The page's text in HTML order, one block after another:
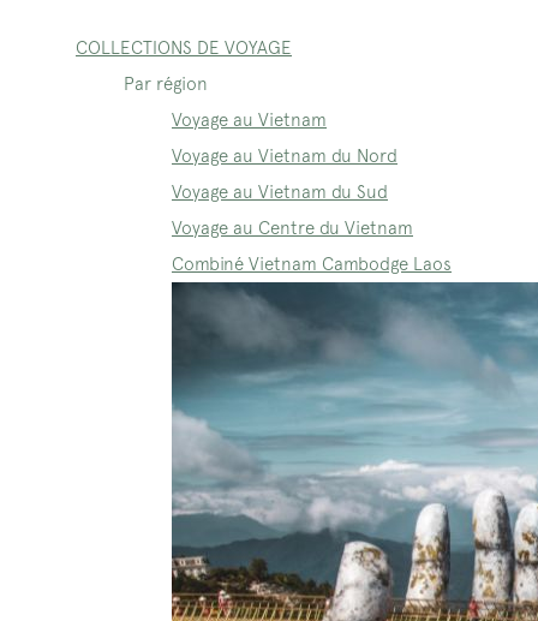
COLLECTIONS DE VOYAGE
Par région
Voyage au Vietnam
Voyage au Vietnam du Nord
Voyage au Vietnam du Sud
Voyage au Centre du Vietnam
Combiné Vietnam Cambodge Laos